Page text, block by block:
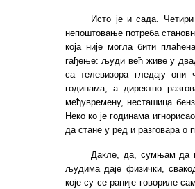
Исто је и сада.
непоштовање потреба
која није могла бити
гађење: људи већ живе у
са телевизора гледају
годинама, а директно
међувремену, несташица
Неко ко је годинама
да стане у ред и разговара о
Дакле, да, сумњам да
људима даје физички,
које су се раније говориле